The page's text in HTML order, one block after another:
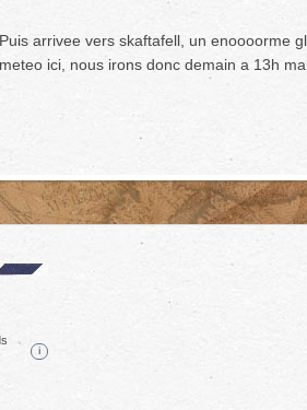
Puis arrivee vers skaftafell, un enoooorme
meteo ici, nous irons donc demain a 13h
i